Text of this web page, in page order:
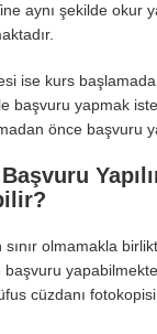
aynı şekilde okur
ise kurs
başvuru yapmak
önce başvuru
olmamakla
cüzdanı